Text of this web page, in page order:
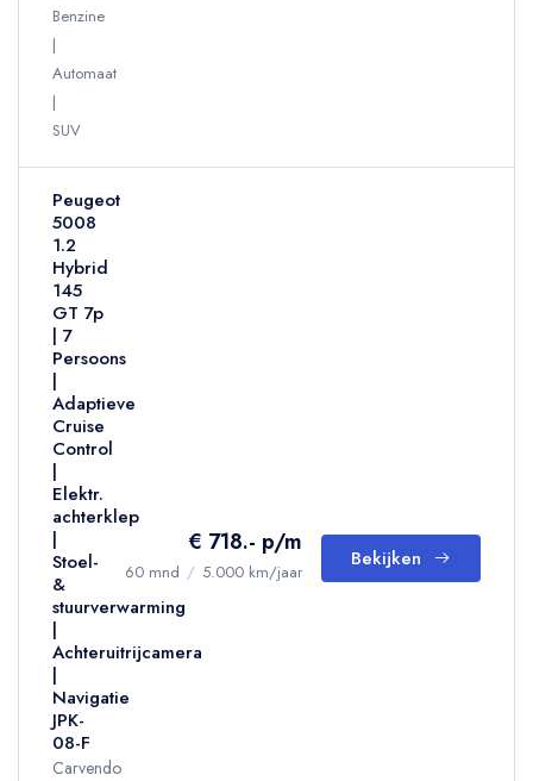
Benzine
Automaat
SUV
Peugeot
5008
1.2
Hybrid
145
GT 7p
| 7
Persoons
|
Adaptieve
Cruise
Control
|
Elektr.
achterklep
|
Stoel-
&
stuurverwarming
|
Achteruitrijcamera
|
Navigatie
JPK-
08-F
Carvendo
€ 718.- p/m
60 mnd / 5.000 km/jaar
Bekijken